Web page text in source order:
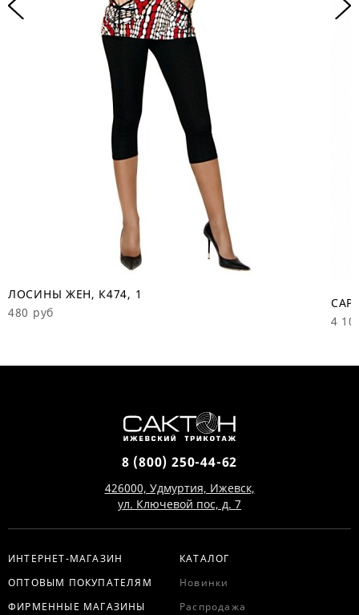
ЛОСИНЫ ЖЕН, К474, 1
480 руб
4
8 (800) 250-44-62
426000, Удмуртия, Ижевск,
ул. Ключевой пос, д. 7
ИНТЕРНЕТ-МАГАЗИН
ОПТОВЫМ ПОКУПАТЕЛЯМ
ФИРМЕННЫЕ МАГАЗИНЫ
КАТАЛОГ
Новинки
Распродажа